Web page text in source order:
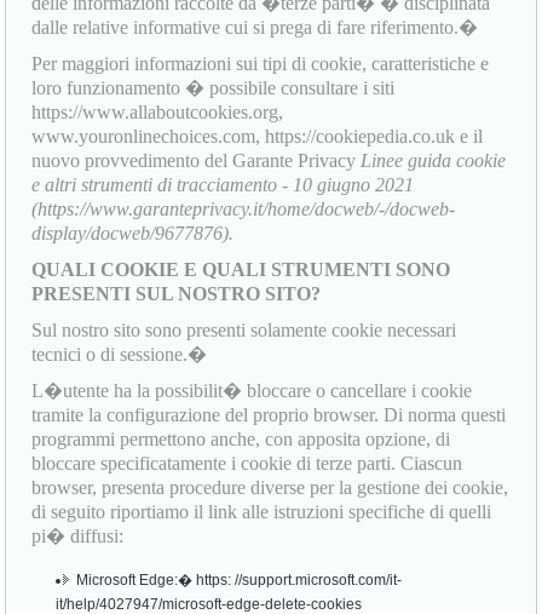
dalle relative informative cui si prega di fare riferimento.�
Per maggiori informazioni sui tipi di cookie, caratteristiche e
loro funzionamento � possibile consultare i siti
https://www.allaboutcookies.org,
www.youronlinechoices.com, https://cookiepedia.co.uk e il
nuovo provvedimento del Garante Privacy Linee guida cookie
e altri strumenti di tracciamento - 10 giugno 2021
(https://www.garanteprivacy.it/home/docweb/-/docweb-
display/docweb/9677876).
QUALI COOKIE E QUALI STRUMENTI SONO
PRESENTI SUL NOSTRO SITO?
Sul nostro sito sono presenti solamente cookie necessari
tecnici o di sessione.�
L�utente ha la possibilit� bloccare o cancellare i cookie
tramite la configurazione del proprio browser. Di norma questi
programmi permettono anche, con apposita opzione, di
bloccare specificatamente i cookie di terze parti. Ciascun
browser, presenta procedure diverse per la gestione dei cookie,
di seguito riportiamo il link alle istruzioni specifiche di quelli
pi� diffusi:
Microsoft Edge:� https: //support.microsoft.com/it-
it/help/4027947/microsoft-edge-delete-cookies